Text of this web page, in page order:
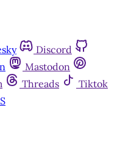
Discord
Mastodon
Threads
Tiktok